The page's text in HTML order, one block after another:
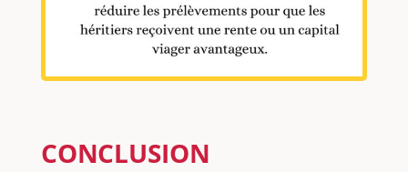
CONCLUSION